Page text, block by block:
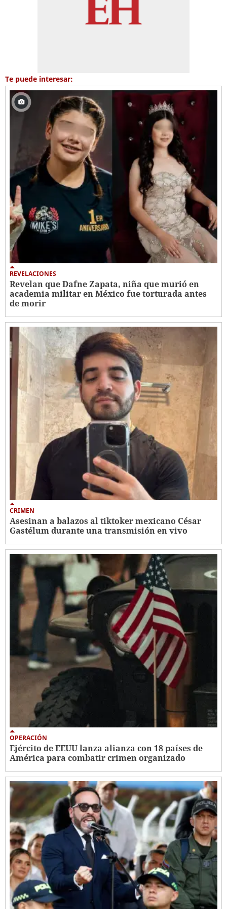
Te puede interesar:
REVELACIONES
Revelan que Dafne Zapata, niña que murió en
academia militar en México fue torturada antes
de morir
CRIMEN
Asesinan a balazos al tiktoker mexicano César
Gastélum durante una transmisión en vivo
OPERACIÓN
Ejército de EEUU lanza alianza con 18 países de
América para combatir crimen organizado